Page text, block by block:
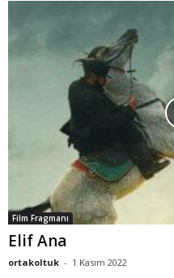
Film Fragmanı
Elif Ana
ortakoltuk - 1 Kasım 2022